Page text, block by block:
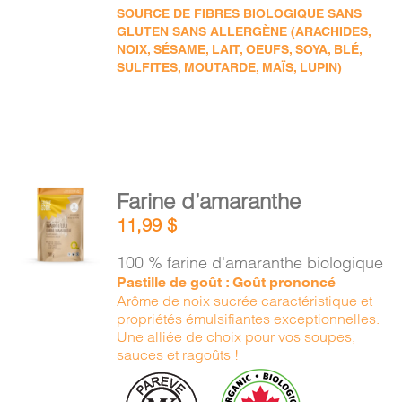
SOURCE DE FIBRES BIOLOGIQUE SANS
GLUTEN SANS ALLERGÈNE (ARACHIDES,
NOIX, SÉSAME, LAIT, OEUFS, SOYA, BLÉ,
SULFITES, MOUTARDE, MAÏS, LUPIN)
AJOUTER
AU
PANIER
Farine d’amaranthe
11,99$
100 % farine d'amaranthe biologique
Pastille de goût : Goût prononcé
Arôme de noix sucrée caractéristique et
propriétés émulsifiantes exceptionnelles.
Une alliée de choix pour vos soupes,
sauces et ragoûts !